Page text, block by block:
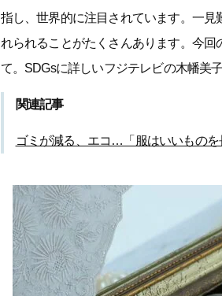
指し、世界的に注目されています。一
れられることがたくさんあります。今
て。SDGsに詳しいフジテレビの木幡美
関連記事
ゴミが減る、エコ…「服はいいもの